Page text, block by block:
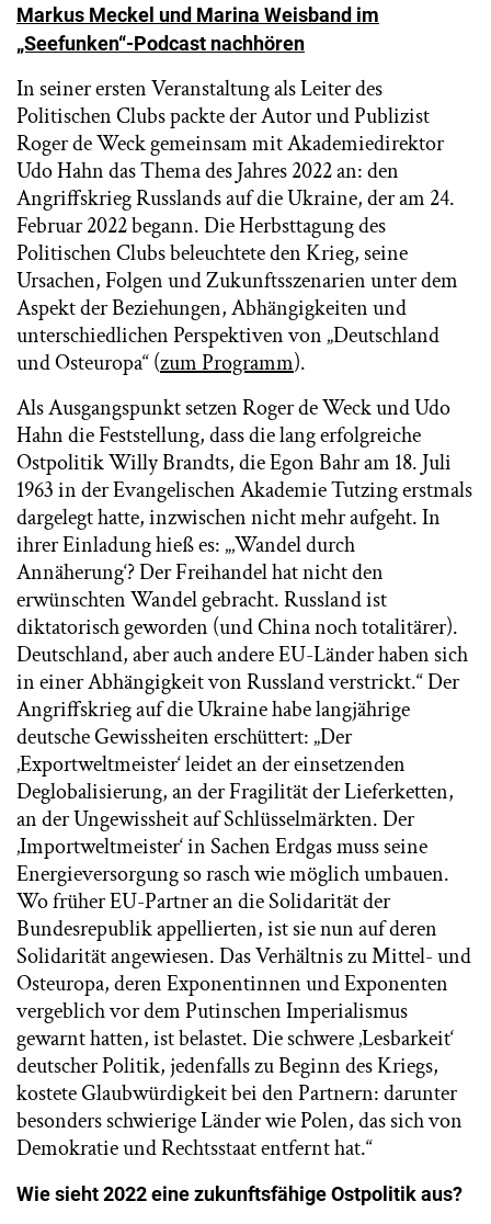
Markus Meckel und Marina Weisband im
„Seefunken“-Podcast nachhören
In seiner ersten Veranstaltung als Leiter des
Politischen Clubs packte der Autor und Publizist
Roger de Weck gemeinsam mit Akademiedirektor
Udo Hahn das Thema des Jahres 2022 an: den
Angriffskrieg Russlands auf die Ukraine, der am 24.
Februar 2022 begann. Die Herbsttagung des
Politischen Clubs beleuchtete den Krieg, seine
Ursachen, Folgen und Zukunftsszenarien unter dem
Aspekt der Beziehungen, Abhängigkeiten und
unterschiedlichen Perspektiven von „Deutschland
und Osteuropa“ (zum Programm).
Als Ausgangspunkt setzen Roger de Weck und Udo
Hahn die Feststellung, dass die lang erfolgreiche
Ostpolitik Willy Brandts, die Egon Bahr am 18. Juli
1963 in der Evangelischen Akademie Tutzing erstmals
dargelegt hatte, inzwischen nicht mehr aufgeht. In
ihrer Einladung hieß es: „‚Wandel durch
Annäherung‘? Der Freihandel hat nicht den
erwünschten Wandel gebracht. Russland ist
diktatorisch geworden (und China noch totalitärer).
Deutschland, aber auch andere EU-Länder haben sich
in einer Abhängigkeit von Russland verstrickt.“ Der
Angriffskrieg auf die Ukraine habe langjährige
deutsche Gewissheiten erschüttert: „Der
‚Exportweltmeister‘ leidet an der einsetzenden
Deglobalisierung, an der Fragilität der Lieferketten,
an der Ungewissheit auf Schlüsselmärkten. Der
‚Importweltmeister‘ in Sachen Erdgas muss seine
Energieversorgung so rasch wie möglich umbauen.
Wo früher EU-Partner an die Solidarität der
Bundesrepublik appellierten, ist sie nun auf deren
Solidarität angewiesen. Das Verhältnis zu Mittel- und
Osteuropa, deren Exponentinnen und Exponenten
vergeblich vor dem Putinschen Imperialismus
gewarnt hatten, ist belastet. Die schwere ‚Lesbarkeit‘
deutscher Politik, jedenfalls zu Beginn des Kriegs,
kostete Glaubwürdigkeit bei den Partnern: darunter
besonders schwierige Länder wie Polen, das sich von
Demokratie und Rechtsstaat entfernt hat.“
Wie sieht 2022 eine zukunftsfähige Ostpolitik aus?